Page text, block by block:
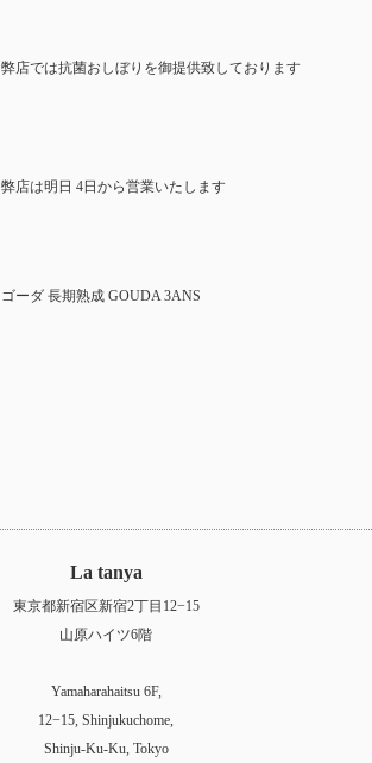
弊店では抗菌おしぼりを御提供致しております
弊店は明日 4日から営業いたします
ゴーダ 長期熟成 GOUDA 3ANS
La tanya
東京都新宿区新宿2丁目12−15
山原ハイツ6階
Yamaharahaitsu 6F,
12−15, Shinjukuchome,
Shinju-Ku-Ku, Tokyo